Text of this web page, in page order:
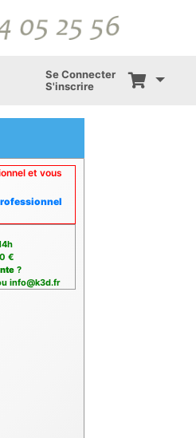
Se Connecter
S'inscrire
et vous
€
?
info@k3d.fr